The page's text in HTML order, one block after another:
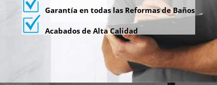
Garantía en todas las Reformas de Baños
Acabados de Alta Calidad